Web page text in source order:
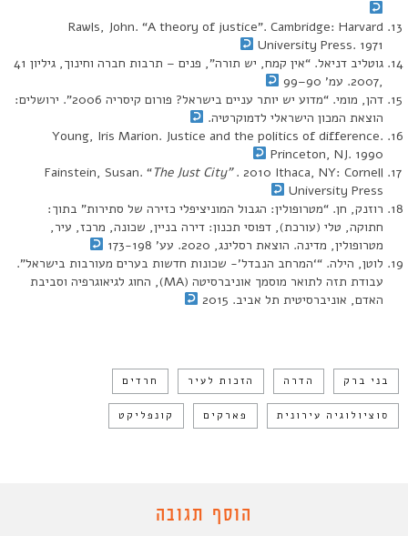
Rawls, John. “A theory of justice”. Cambridge: Harvard
University Press. 1971
גוטליב דניאל. “אין קמח, יש תורה”, פנים – תרבות חברה וחינוך, גיליון 41
,2007. עמ’ 90–99
דהן, מומי. “מדוע יש יותר עניים בישראל? פורום קיסריה 2006”. ירושלים:
הוצאת המכון הישראלי לדמוקרטיה.
Young, Iris Marion. Justice and the politics of difference.
Princeton, NJ. 1990
Fainstein, Susan. “The Just City”. 2010 Ithaca, NY: Cornell
University Press
רוזנק, חן. “מטרופולין: הגבול המוניציפלי כזירה של סתירות” בתוך:
חתוקה, טלי (עורכת), דפוסי תכנון: דירה בניין, שכונה, מרכז, עיר,
מטרופולין, מדינה. הוצאת רסלינג, 2020. עע’ 173-198
לוטן, הילה. “‘המרחב הנבדל’- שכונות חדשות בערים מעורבות בישראל”.
עבודת תזה לתואר מוסמך אוניברסיטה (MA), החוג לגיאוגרפיה וסביבת
האדם, אוניברסיטית תל אביב. 2015
בני ברק הדרה הזכות לעיר חרדים
סוציולוגיה עירונית פארקים קונפליקט
הוסף תגובה